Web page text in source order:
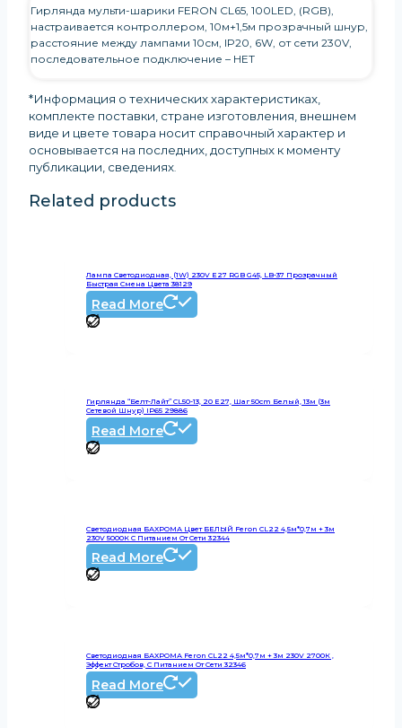
Гирлянда мульти-шарики FERON CL65, 100LED, (RGB),
настраивается контроллером, 10м+1,5м прозрачный шнур,
расстояние между лампами 10см, IP20, 6W, от сети 230V,
последовательное подключение – НЕТ
*Информация о технических характеристиках,
комплекте поставки, стране изготовления, внешнем
виде и цвете товара носит справочный характер и
основывается на последних, доступных к моменту
публикации, сведениях.
Related products
Лампа Светодиодная, (1W) 230V E27 RGB G45, LB-37 Прозрачный
Быстрая Смена Цвета 38129
Read More
Гирлянда “Белт-Лайт” CL50-13, 20 E27, Шаг 50cm Белый, 13м (3м
Сетевой Шнур) IP65 29886
Read More
Светодиодная БАХРОМА Цвет БЕЛЫЙ Feron CL22 4,5м*0,7м + 3м
230V 5000К C Питанием От Сети 32344
Read More
Светодиодная БАХРОМА Feron CL22 4,5м*0,7м + 3м 230V 2700К ,
Эффект Стробов, C Питанием От Сети 32346
Read More